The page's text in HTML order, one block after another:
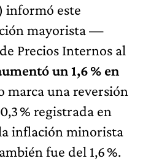
informó este
mayorista —
Precios Internos al
un 1,6 % en
marca una reversión
% registrada en
inflación minorista
fue del 1,6 %.